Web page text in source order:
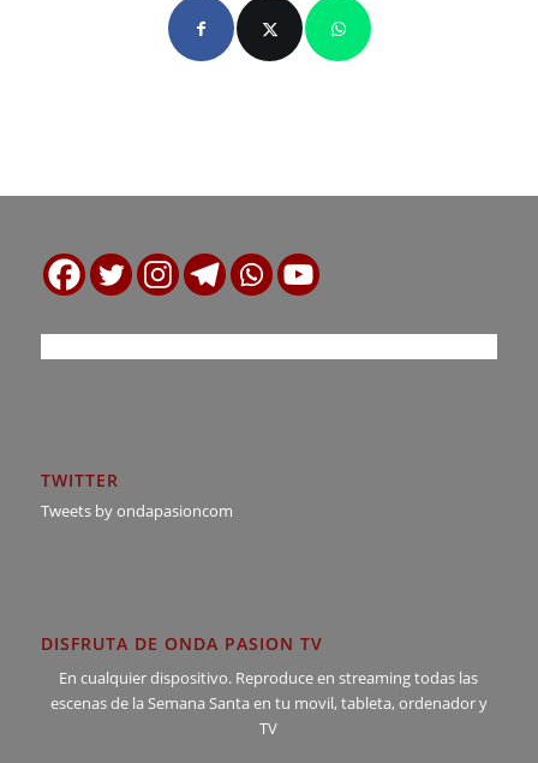
TWITTER
Tweets by ondapasioncom
DISFRUTA DE ONDA PASION TV
En cualquier dispositivo. Reproduce en streaming todas las
escenas de la Semana Santa en tu movil, tableta, ordenador y
TV